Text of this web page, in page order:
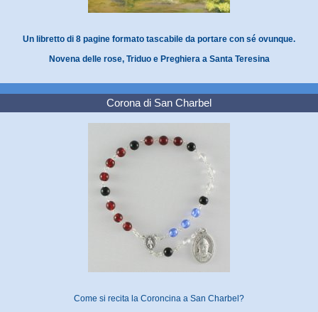
Un libretto di 8 pagine formato tascabile da portare con sé ovunque.
Novena delle rose, Triduo e Preghiera a Santa Teresina
Corona di San Charbel
Come si recita la Coroncina a San Charbel?